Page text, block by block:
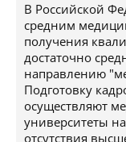
В Российской
средним
получения
достаточно
направлению
Подготовку
осуществляют
университеты
отсутствия